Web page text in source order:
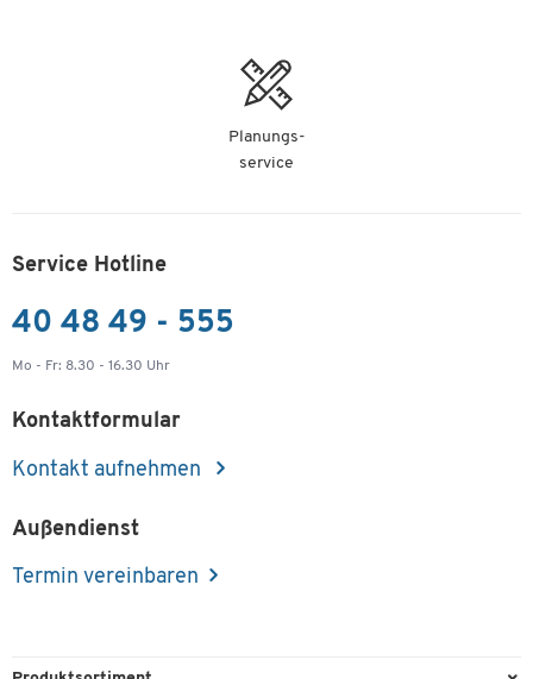
Planungs-
service
Service Hotline
40 48 49 - 555
Mo - Fr: 8.30 - 16.30 Uhr
Kontaktformular
Kontakt aufnehmen
Außendienst
Termin vereinbaren